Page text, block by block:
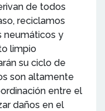
de todos
reciclamos
neumáticos y
limpio
su ciclo de
son altamente
entre el
daños en el